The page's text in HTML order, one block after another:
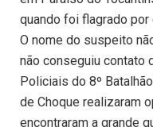
quando foi flagrado
O nome do suspeito
não conseguiu contato
Policiais do 8º
de Choque realizaram
encontraram a grande